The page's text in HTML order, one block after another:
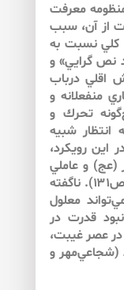
معرفت
از آن، سبب
كلي نسبت به
نص گرايي» و
اقلي درباب
منفعلانه و
تحرك و
شبيه
اين رويكرد،
(عج) و عاملي
شتابزا براي امر ظهور است (باقي، ۱۳۶۳: ص۱۳۱). ناگفته
معلول
قدرت در
عصر غيبت،
(شجاعي‌‌مهر و